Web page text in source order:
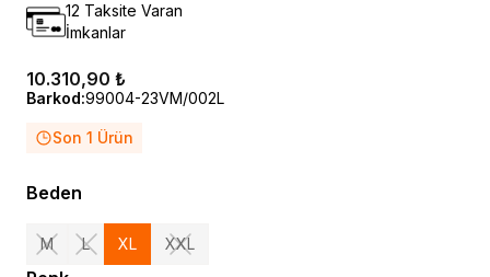
12 Taksite Varan
İmkanlar
10.310,90 ₺
Barkod:99004-23VM/002L
Son 1 Ürün
Beden
M L XL XXL